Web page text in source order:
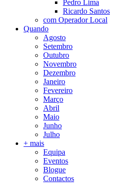
Pedro Lima
Ricardo Santos
com Operador Local
Quando
Agosto
Setembro
Outubro
Novembro
Dezembro
Janeiro
Fevereiro
Março
Abril
Maio
Junho
Julho
+ mais
Equipa
Eventos
Blogue
Contactos